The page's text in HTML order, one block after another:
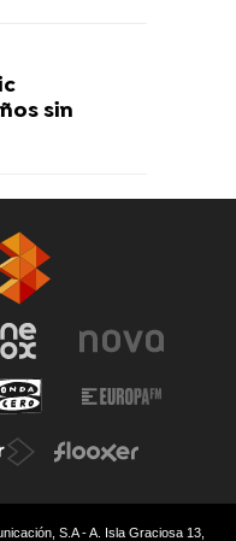
sin
S.A - A. Isla Graciosa 13,